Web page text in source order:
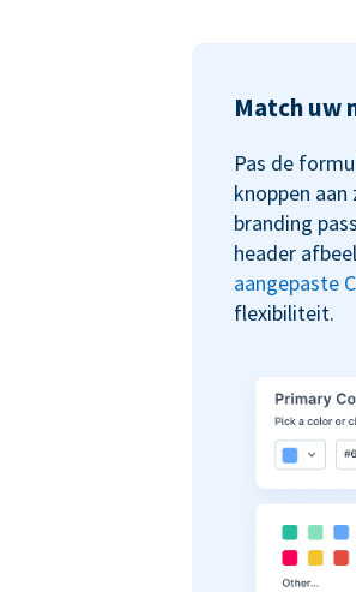
Match uw
Pas de
knoppen
branding
header
aangepaste
flexibiliteit.